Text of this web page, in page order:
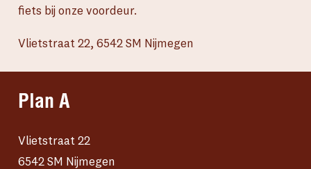
fiets bij onze voordeur.
Vlietstraat 22, 6542 SM Nijmegen
Plan A
Vlietstraat 22
6542 SM Nijmegen